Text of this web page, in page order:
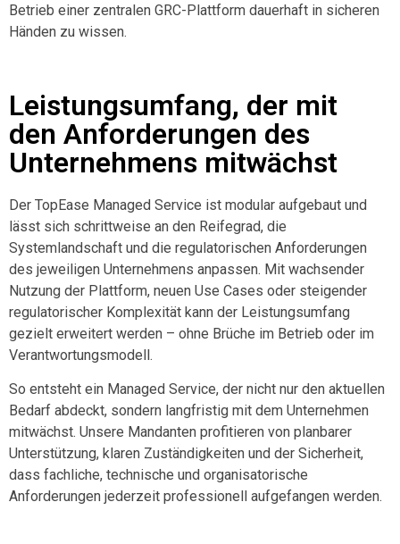
Betrieb einer zentralen GRC-Plattform dauerhaft in sicheren
Händen zu wissen.
Leistungsumfang, der mit
den Anforderungen des
Unternehmens mitwächst
Der TopEase Managed Service ist modular aufgebaut und
lässt sich schrittweise an den Reifegrad, die
Systemlandschaft und die regulatorischen Anforderungen
des jeweiligen Unternehmens anpassen. Mit wachsender
Nutzung der Plattform, neuen Use Cases oder steigender
regulatorischer Komplexität kann der Leistungsumfang
gezielt erweitert werden – ohne Brüche im Betrieb oder im
Verantwortungsmodell.
So entsteht ein Managed Service, der nicht nur den aktuellen
Bedarf abdeckt, sondern langfristig mit dem Unternehmen
mitwächst. Unsere Mandanten profitieren von planbarer
Unterstützung, klaren Zuständigkeiten und der Sicherheit,
dass fachliche, technische und organisatorische
Anforderungen jederzeit professionell aufgefangen werden.